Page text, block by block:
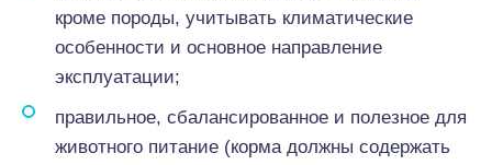
кроме породы, учитывать климатические
особенности и основное направление
эксплуатации;
правильное, сбалансированное и полезное для
животного питание (корма должны содержать